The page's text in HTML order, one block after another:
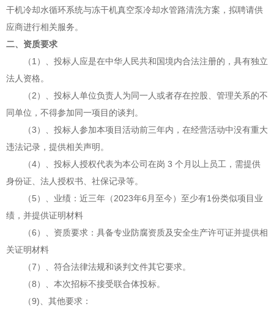
干机冷却水循环系统与冻干机真空泵冷却水管路清洗方案 ，拟聘请供
应商进行相关服务。
二、资质要求
（1）、投标人应是在中华人民共和国境内合法注册的，具有独立
法人资格。
（2）、投标人单位负责人为同一人或者存在控股、管理关系的不
同单位，不得参加同一项目的谈判。
（3）、投标人参加本项目活动前三年内，在经营活动中没有重大
违法记录，提供相关声明。
（4）、投标人授权代表为本公司在岗 3 个月以上员工，需提供
身份证、法人授权书、社保记录等。
（5）、业绩：近三年（2023年6月至今）至少有1份类似项目业
绩，并提供证明材料
（6）、资质要求：具备专业防腐资质及安全生产许可证并提供相
关证明材料
（7）、符合法律法规和谈判文件其它要求。
（8）、本次招标不接受联合体投标。
（9)、其他要求：